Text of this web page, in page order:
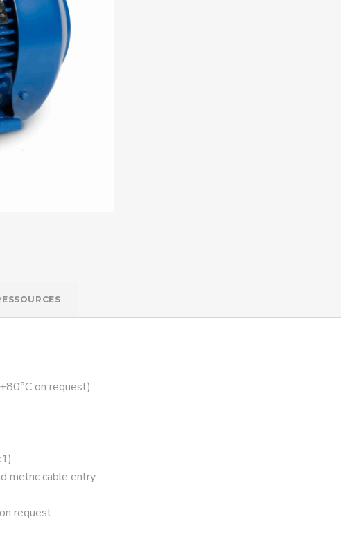
on request)
metric cable entry
request